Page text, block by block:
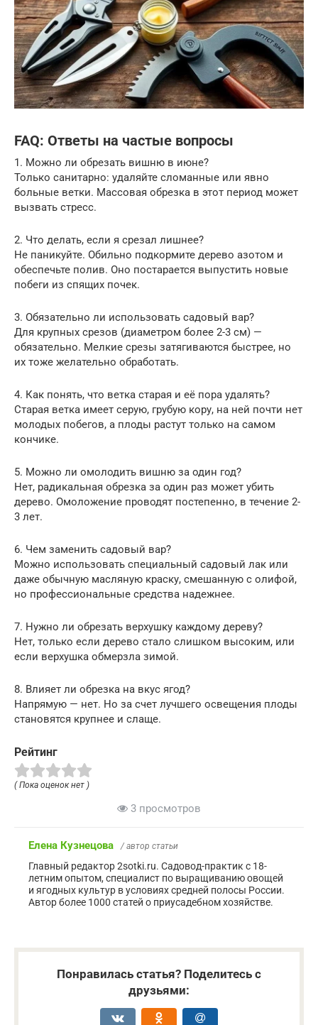
FAQ: Ответы на частые вопросы
1. Можно ли обрезать вишню в июне?
Только санитарно: удаляйте сломанные или явно
больные ветки. Массовая обрезка в этот период может
вызвать стресс.
2. Что делать, если я срезал лишнее?
Не паникуйте. Обильно подкормите дерево азотом и
обеспечьте полив. Оно постарается выпустить новые
побеги из спящих почек.
3. Обязательно ли использовать садовый вар?
Для крупных срезов (диаметром более 2-3 см) —
обязательно. Мелкие срезы затягиваются быстрее, но
их тоже желательно обработать.
4. Как понять, что ветка старая и её пора удалять?
Старая ветка имеет серую, грубую кору, на ней почти нет
молодых побегов, а плоды растут только на самом
кончике.
5. Можно ли омолодить вишню за один год?
Нет, радикальная обрезка за один раз может убить
дерево. Омоложение проводят постепенно, в течение 2-
3 лет.
6. Чем заменить садовый вар?
Можно использовать специальный садовый лак или
даже обычную масляную краску, смешанную с олифой,
но профессиональные средства надежнее.
7. Нужно ли обрезать верхушку каждому дереву?
Нет, только если дерево стало слишком высоким, или
если верхушка обмерзла зимой.
8. Влияет ли обрезка на вкус ягод?
Напрямую — нет. Но за счет лучшего освещения плоды
становятся крупнее и слаще.
Рейтинг
( Пока оценок нет )
3 просмотров
Елена Кузнецова / автор статьи
Главный редактор 2sotki.ru. Садовод-практик с 18-
летним опытом, специалист по выращиванию овощей
и ягодных культур в условиях средней полосы России.
Автор более 1000 статей о приусадебном хозяйстве.
Понравилась статья? Поделитесь с
друзьями: